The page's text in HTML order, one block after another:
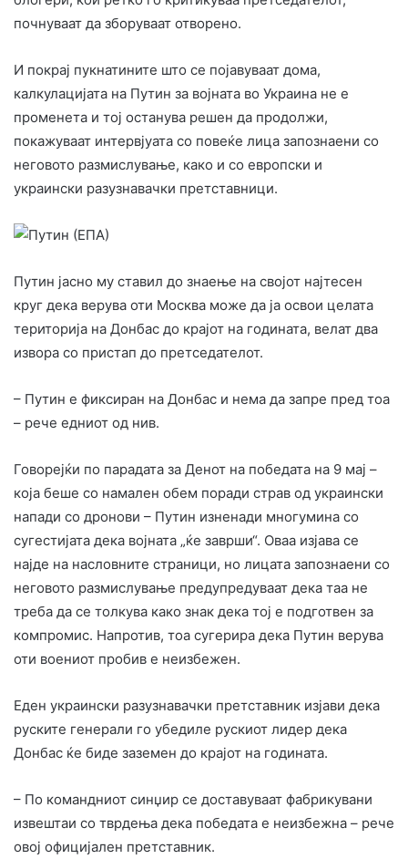
почнуваат да зборуваат отворено.
И покрај пукнатините што се појавуваат дома,
калкулацијата на Путин за војната во Украина не е
променета и тој останува решен да продолжи,
покажуваат интервјуата со повеќе лица запознаени со
неговото размислување, како и со европски и
украински разузнавачки претставници.
Путин јасно му ставил до знаење на својот најтесен
круг дека верува оти Москва може да ја освои целата
територија на Донбас до крајот на годината, велат два
извора со пристап до претседателот.
– Путин е фиксиран на Донбас и нема да запре пред тоа
– рече едниот од нив.
Говорејќи по парадата за Денот на победата на 9 мај –
која беше со намален обем поради страв од украински
напади со дронови – Путин изненади многумина со
сугестијата дека војната „ќе заврши“. Оваа изјава се
најде на насловните страници, но лицата запознаени со
неговото размислување предупредуваат дека таа не
треба да се толкува како знак дека тој е подготвен за
компромис. Напротив, тоа сугерира дека Путин верува
оти воениот пробив е неизбежен.
Еден украински разузнавачки претставник изјави дека
руските генерали го убедиле рускиот лидер дека
Донбас ќе биде заземен до крајот на годината.
– По командниот синџир се доставуваат фабрикувани
извештаи со тврдења дека победата е неизбежна – рече
овој официјален претставник.